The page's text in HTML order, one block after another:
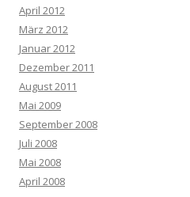
April 2012
März 2012
Januar 2012
Dezember 2011
August 2011
Mai 2009
September 2008
Juli 2008
Mai 2008
April 2008